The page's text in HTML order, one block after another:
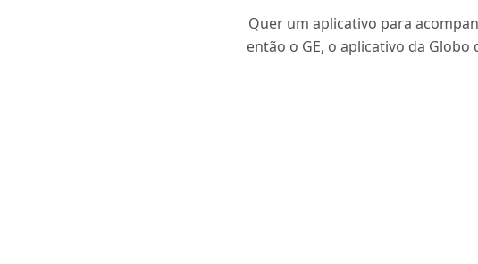
Quer um aplicativo para
então o GE, o aplicativo da